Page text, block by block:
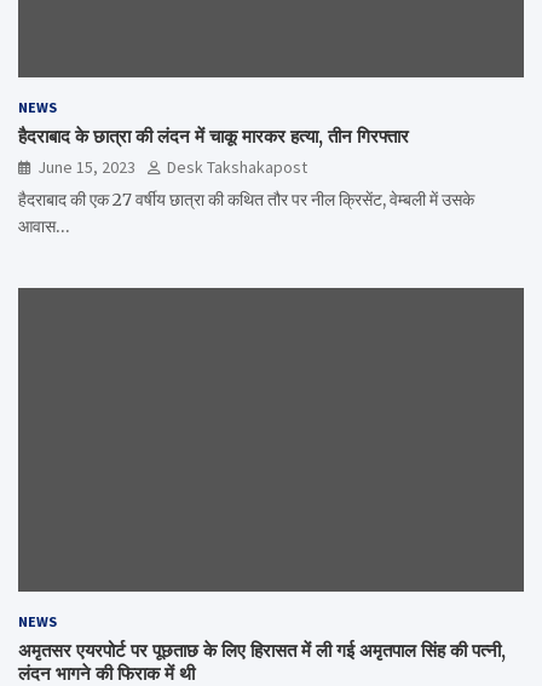
NEWS
हैदराबाद के छात्रा की लंदन में चाकू मारकर हत्या, तीन गिरफ्तार
June 15, 2023
Desk Takshakapost
हैदराबाद की एक 27 वर्षीय छात्रा की कथित तौर पर नील क्रिसेंट, वेम्बली में उसके
आवास…
NEWS
अमृतसर एयरपोर्ट पर पूछताछ के लिए हिरासत में ली गई अमृतपाल सिंह की पत्नी,
लंदन भागने की फिराक में थी